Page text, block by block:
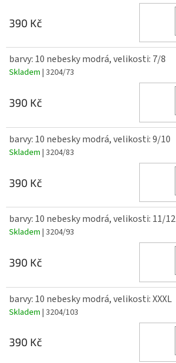
390 Kč
barvy: 10 nebesky modrá, velikosti: 7/8
Skladem | 3204/73
390 Kč
barvy: 10 nebesky modrá, velikosti: 9/10
Skladem | 3204/83
390 Kč
barvy: 10 nebesky modrá, velikosti: 11/12
Skladem | 3204/93
390 Kč
barvy: 10 nebesky modrá, velikosti: XXXL
Skladem | 3204/103
390 Kč